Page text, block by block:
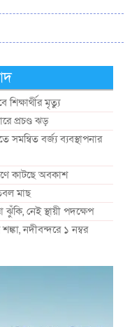
মৃত্যু
প্রচণ্ড ঝড়
বর্জ্য ব্যবস্থাপনার
কাটছে অবকাশ
মাছ
ঝুঁকি, নেই স্থায়ী পদক্ষেপ
নদীবন্দরে ১ নম্বর
ঢাকার আকাশও মেঘলা
একাধিক লঘুচাপের